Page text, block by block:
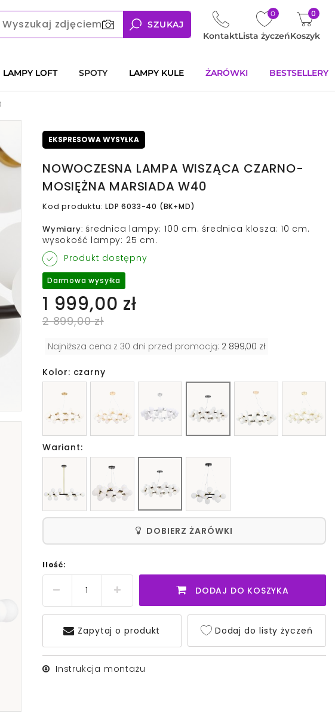
Wyszukaj zdjęciem SZUKAJ
0
Koszyk
0
Lista życzeń
Kontakt
LAMPY LOFT SPOTY LAMPY KULE ŻARÓWKI BESTSELLERY
EKSPRESOWA WYSYŁKA
NOWOCZESNA LAMPA WISZĄCA CZARNO-
MOSIĘŻNA MARSIADA W40
Kod produktu:LDP 6033-40 (BK+MD)
Wymiary: średnica lampy: 100 cm. średnica klosza: 10 cm.
wysokość lampy: 25 cm.
Produkt dostępny
Darmowa wysyłka
1 999,00 zł
2 899,00 zł
Najniższa cena z 30 dni przed promocją: 2 899,00 zł
Kolor: czarny
Wariant:
DOBIERZ ŻARÓWKI
Ilość:
DODAJ DO KOSZYKA
Zapytaj o produkt Dodaj do listy życzeń
Instrukcja montażu